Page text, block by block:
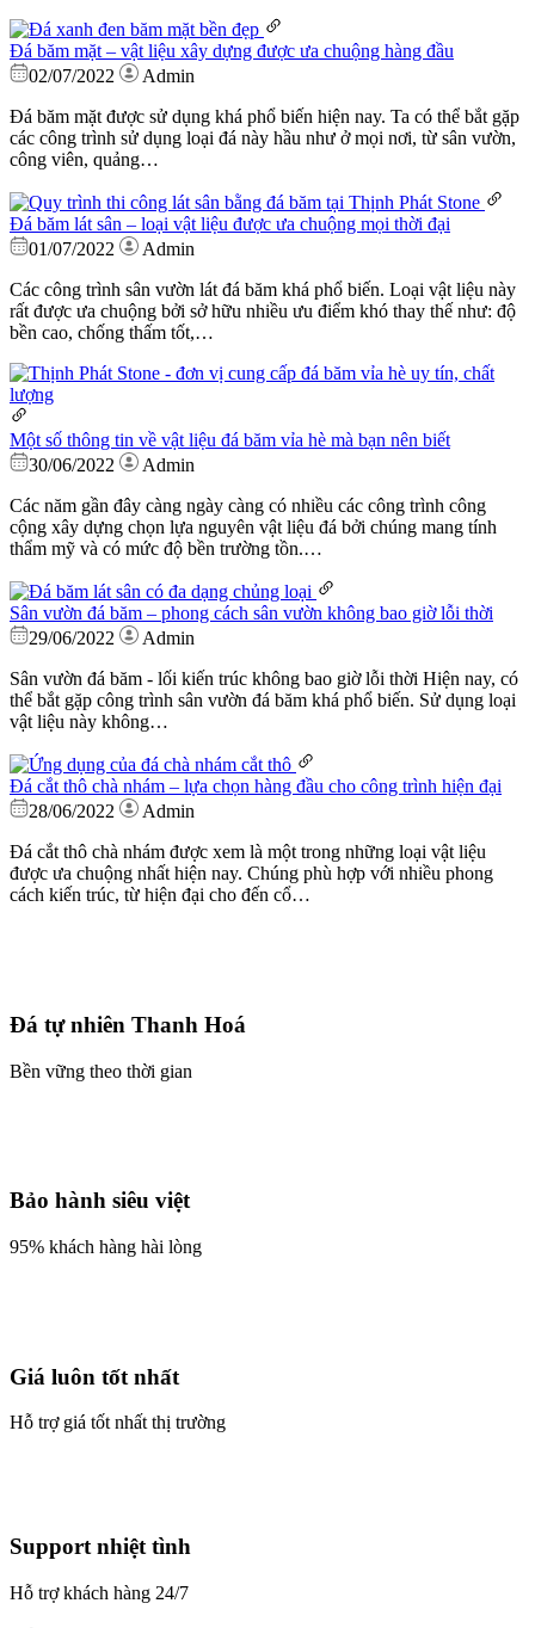
Đá băm mặt – vật liệu xây dựng được ưa chuộng hàng đầu
02/07/2022
Admin
Đá băm mặt được sử dụng khá phổ biến hiện nay. Ta có thể bắt gặp
các công trình sử dụng loại đá này hầu như ở mọi nơi, từ sân vườn,
công viên, quảng…
Đá băm lát sân – loại vật liệu được ưa chuộng mọi thời đại
01/07/2022
Admin
Các công trình sân vườn lát đá băm khá phổ biến. Loại vật liệu này
rất được ưa chuộng bởi sở hữu nhiều ưu điểm khó thay thế như: độ
bền cao, chống thấm tốt,…
Một số thông tin về vật liệu đá băm vỉa hè mà bạn nên biết
30/06/2022
Admin
Các năm gần đây càng ngày càng có nhiều các công trình công
cộng xây dựng chọn lựa nguyên vật liệu đá bởi chúng mang tính
thẩm mỹ và có mức độ bền trường tồn.…
Sân vườn đá băm – phong cách sân vườn không bao giờ lỗi thời
29/06/2022
Admin
Sân vườn đá băm - lối kiến trúc không bao giờ lỗi thời Hiện nay, có
thể bắt gặp công trình sân vườn đá băm khá phổ biến. Sử dụng loại
vật liệu này không…
Đá cắt thô chà nhám – lựa chọn hàng đầu cho công trình hiện đại
28/06/2022
Admin
Đá cắt thô chà nhám được xem là một trong những loại vật liệu
được ưa chuộng nhất hiện nay. Chúng phù hợp với nhiều phong
cách kiến trúc, từ hiện đại cho đến cổ…
Đá tự nhiên Thanh Hoá
Bền vững theo thời gian
Bảo hành siêu việt
95% khách hàng hài lòng
Giá luôn tốt nhất
Hỗ trợ giá tốt nhất thị trường
Support nhiệt tình
Hỗ trợ khách hàng 24/7